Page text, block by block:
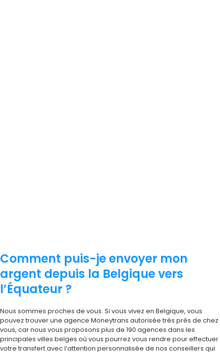
Comment puis-je envoyer mon
argent depuis la Belgique vers
l’Équateur ?
Nous sommes proches de vous. Si vous vivez en Belgique, vous
pouvez trouver une agence Moneytrans autorisée très près de chez
vous, car nous vous proposons plus de 190 agences dans les
principales villes belges où vous pourrez vous rendre pour effectuer
votre transfert avec l’attention personnalisée de nos conseillers qui